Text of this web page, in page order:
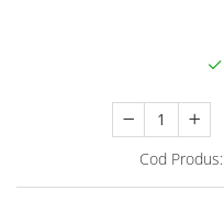
Cod Produs: